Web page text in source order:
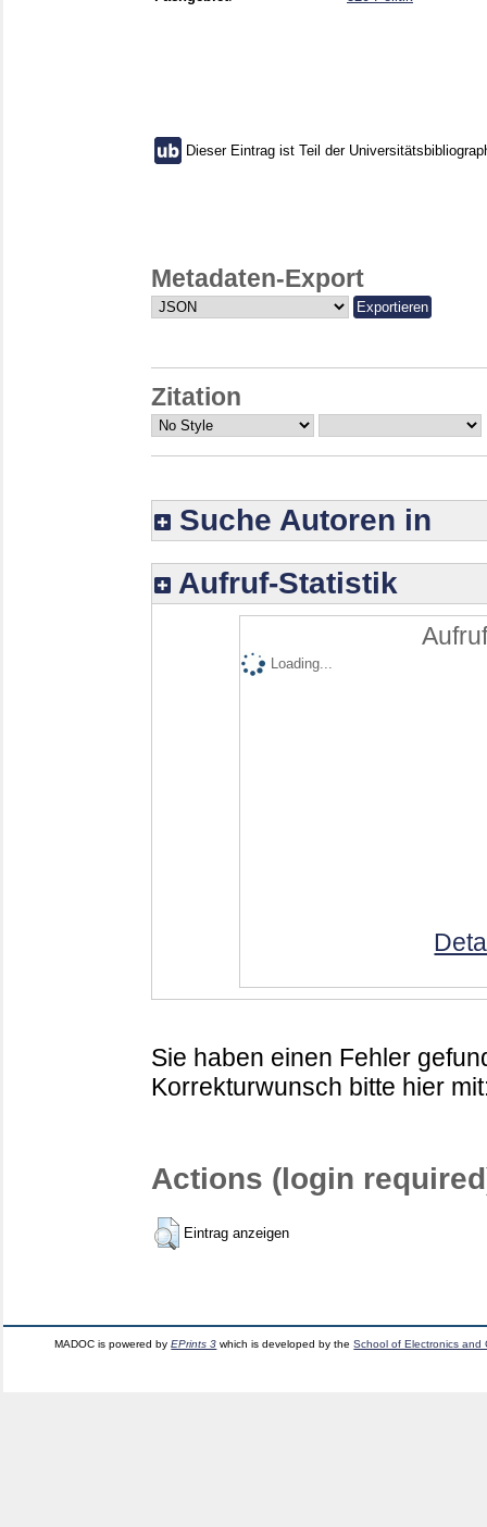
Dieser Eintrag ist Teil der
Metadaten-Export
Zitation
Suche Autoren in
Aufruf-Statistik
Loading...
Sie haben einen Fehler
Korrekturwunsch bitte hier
Actions (login
Eintrag anzeigen
MADOC is powered byEPrints 3 which is developed by theSchool of Electronics and